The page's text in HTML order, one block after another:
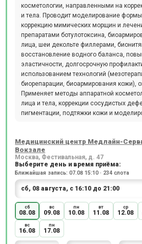
косметологии, направленными на
и тела. Проводит моделирование формы
коррекцию мимических морщин и
препаратами ботулотоксина,
лица, шеи декольте филлерами,
восстановление водного баланса,
эластичности, долгосрочную
использованием технологий
биорепарации, биоармирования кожи),
Применяет методы аппаратной
лица и тела, коррекции сосудистых
пигментации, подтяжки кожи и
Медицинский центр Медлайн-
Вокзале
Москва, Фестивальная, д. 47
Выберите день и время приёма:
Ближайшая запись: 07.08 15:10 · 234 слота
сб
08.08
вс
09.08
пн
10.08
вт
11.08
ср
12.08
вс
16.08
пн
17.08